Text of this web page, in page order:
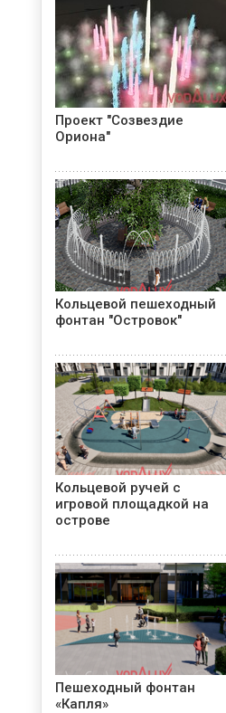
Проект "Созвездие
Ориона"
Кольцевой пешеходный
фонтан "Островок"
Кольцевой ручей с
игровой площадкой на
острове
Пешеходный фонтан
«Капля»